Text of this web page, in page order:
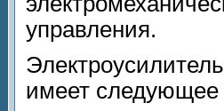
управления.
имеет следующее